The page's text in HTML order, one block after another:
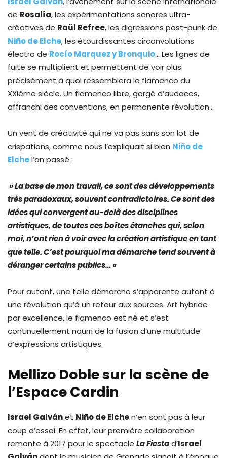
de Rosalía, les expérimentations sonores ultra-
créatives de Raül Refree, les digressions post-punk de
Niño de Elche, les étourdissantes circonvolutions
électro de Rocío Marquez y Bronquio… Les lignes de
fuite se multiplient et permettent de voir plus
précisément à quoi ressemblera le flamenco du
XXIème siècle. Un flamenco libre, gorgé d’audaces,
affranchi des conventions, en permanente révolution…
Un vent de créativité qui ne va pas sans son lot de
crispations, comme nous l’expliquait si bien Niño de
Elchel’an passé :
» La base de mon travail, ce sont des développements
très paradoxaux, souvent contradictoires. Ce sont des
idées qui convergent au-delà des disciplines
artistiques, de toutes ces boîtes étanches qui, selon
moi, n’ont rien à voir avec la création artistique en tant
que telle. C’est pourquoi ma démarche tend souvent à
déranger certains publics… «
Pour autant, une telle démarche s’apparente autant à
une révolution qu’à un retour aux sources. Art hybride
par excellence, le flamenco est né et s’est
continuellement nourri de la fusion d’une multitude
d’expressions artistiques.
Mellizo Doble sur la scène de
l’Espace Cardin
Israel Galvánet Niño de Elchen’en sont pas à leur
coup d’essai. En effet, leur première collaboration
remonte à 2017 pour le spectacle La Fiestad’Israel